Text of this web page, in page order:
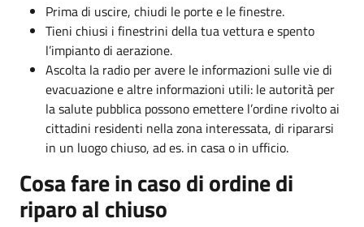
Prima di uscire, chiudi le porte e le finestre.
Tieni chiusi i finestrini della tua vettura e spento
l’impianto di aerazione.
Ascolta la radio per avere le informazioni sulle vie di
evacuazione e altre informazioni utili: le autorità per
la salute pubblica possono emettere l’ordine rivolto ai
cittadini residenti nella zona interessata, di ripararsi
in un luogo chiuso, ad es. in casa o in ufficio.
Cosa fare in caso di ordine di
riparo al chiuso